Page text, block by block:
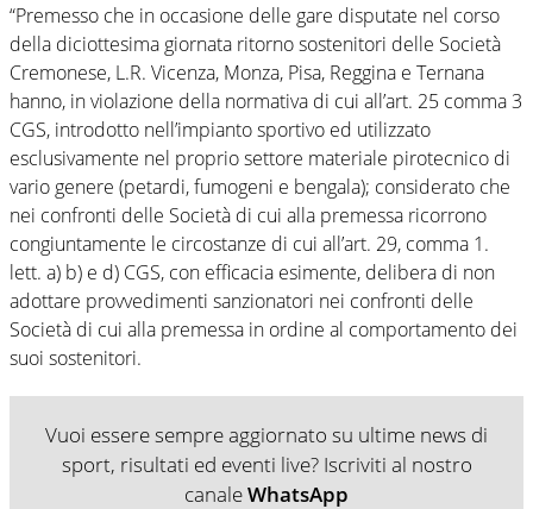
“Premesso che in occasione delle gare disputate nel corso
della diciottesima giornata ritorno sostenitori delle Società
Cremonese, L.R. Vicenza, Monza, Pisa, Reggina e Ternana
hanno, in violazione della normativa di cui all’art. 25 comma 3
CGS, introdotto nell’impianto sportivo ed utilizzato
esclusivamente nel proprio settore materiale pirotecnico di
vario genere (petardi, fumogeni e bengala); considerato che
nei confronti delle Società di cui alla premessa ricorrono
congiuntamente le circostanze di cui all’art. 29, comma 1.
lett. a) b) e d) CGS, con efficacia esimente, delibera di non
adottare provvedimenti sanzionatori nei confronti delle
Società di cui alla premessa in ordine al comportamento dei
suoi sostenitori.
Vuoi essere sempre aggiornato su ultime news di
sport, risultati ed eventi live? Iscriviti al nostro
canaleWhatsApp